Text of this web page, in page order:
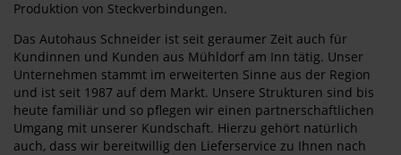
Produktion von Steckverbindungen.
Das Autohaus Schneider ist seit geraumer Zeit auch für
Kundinnen und Kunden aus Mühldorf am Inn tätig. Unser
Unternehmen stammt im erweiterten Sinne aus der Region
und ist seit 1987 auf dem Markt. Unsere Strukturen sind bis
heute familiär und so pflegen wir einen partnerschaftlichen
Umgang mit unserer Kundschaft. Hierzu gehört natürlich
auch, dass wir bereitwillig den Lieferservice zu Ihnen nach